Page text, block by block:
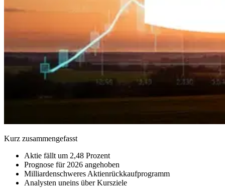
Kurz zusammengefasst
Aktie fällt um 2,48 Prozent
Prognose für 2026 angehoben
Milliardenschweres Aktienrückkaufprogramm
Analysten uneins über Kursziele